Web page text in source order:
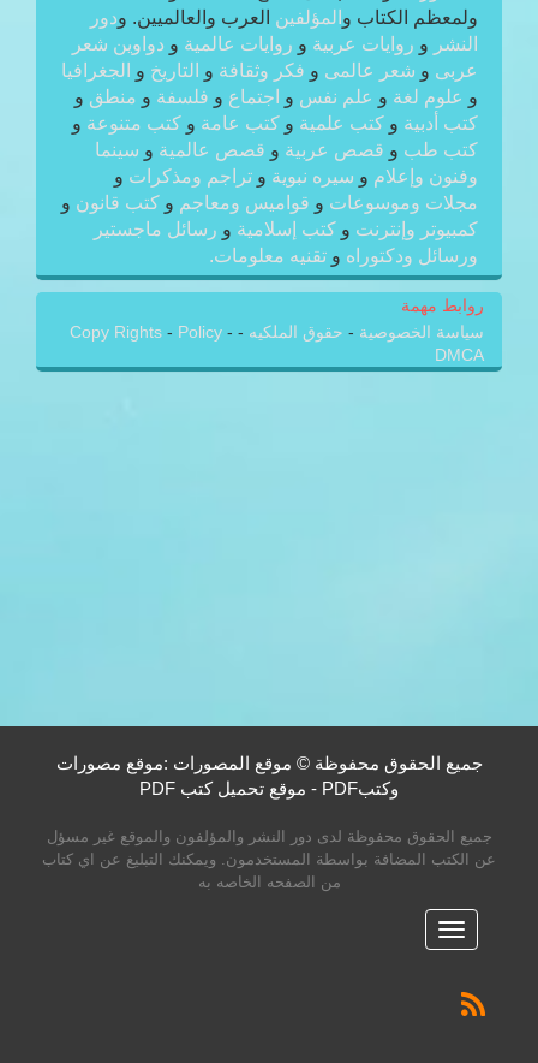
ولمعظم الكتاب و المؤلفين العرب والعالميين. ودور
النشر و روايات عربية و روايات عالمية و دواوين شعر
عربى و شعر عالمى و فكر وثقافة و التاريخ و الجغرافيا
و علوم لغة و علم نفس و اجتماع و فلسفة و منطق و
كتب أدبية و كتب علمية و كتب عامة و كتب متنوعة و
كتب طب و قصص عربية و قصص عالمية و سينما
وفنون وإعلام و سيره نبوية و تراجم ومذكرات و
مجلات وموسوعات و قواميس ومعاجم و كتب قانون و
كمبيوتر وإنترنت و كتب إسلامية و رسائل ماجستير
ورسائل ودكتوراه و تقنيه معلومات.
روابط مهمة
سياسة الخصوصية - حقوق الملكيه -
Copy Rights - Policy -
DMCA
جميع الحقوق محفوظة © موقع المصورات :موقع مصورات
وكتبPDF - موقع تحميل كتب PDF
جميع الحقوق محفوظة لدى دور النشر والمؤلفون والموقع غير مسؤل
عن الكتب المضافة بواسطة المستخدمون. ويمكنك التبليغ عن اي كتاب
من الصفحه الخاصه به
القائمه